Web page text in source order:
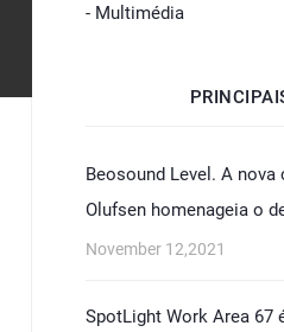
- Multimédia
Beosound Level. A nova
Olufsen homenageia o
November 12,2021
SpotLight Work Area 67